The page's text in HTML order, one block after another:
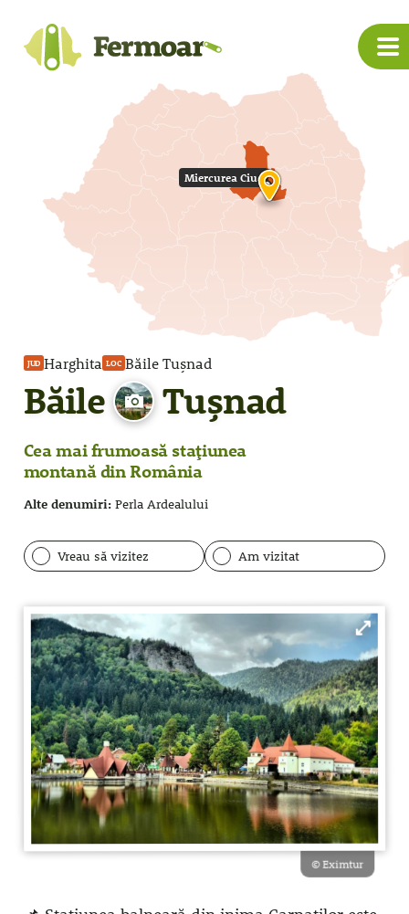
JUD Harghita LOC Băile Tușnad
Băile Tușnad
Cea mai frumoasă stațiunea
montană din România
Alte denumiri: Perla Ardealului
Vreau să vizitez Am vizitat
Miercurea Ciuc
© Eximtur